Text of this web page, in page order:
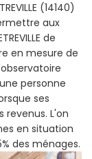
(14140)
aux
de
en mesure de
personne
ses
revenus. L'on
en situation
des ménages.